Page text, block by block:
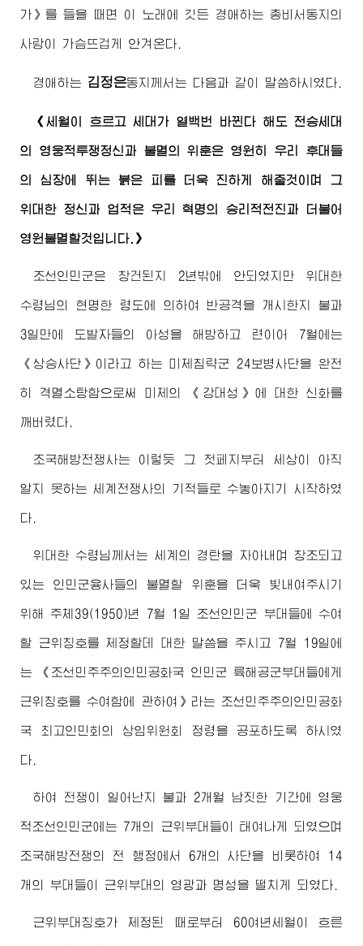
가》를 들을 때면 이 노래에 깃든 경애하는 총비서동지의
사랑이 가슴뜨겁게 안겨온다.
경애하는 김정은동지께서 는 다음과 같이 말씀하시였다.
《세월이 흐르고 세대가 열백번 바뀐다 해도 전승세대
의 영웅적투쟁정신과 불멸의 위훈은 영원히 우리 후대들
의 심장에 뛰는 붉은 피를 더욱 진하게 해줄것이며 그
위대한 정신과 업적은 우리 혁명의 승리적전진과 더불어
영원불멸할것입니다.》
조선인민군은 창건된지 2년밖에 안되였지만 위대한
수령님 의 현명한 령도에 의하여 반공격을 개시한지 불과
3일만에 도발자들의 아성을 해방하고 련이어 7월에는
《상승사단》이라고 하는 미제침략군 24보병사단을 완전
히 격멸소탕함으로써 미제의 《강대성》에 대한 신화를
깨버렸다.
조국해방전쟁사는 이렇듯 그 첫페지부터 세상이 아직
알지 못하는 세계전쟁사의 기적들로 수놓아지기 시작하였
다.
위대한 수령님께서는 세계의 경탄을 자아내며 창조되고
있는 인민군용사들의 불멸할 위훈을 더욱 빛내여주시기
위해 주체39(1950)년 7월 1일 조선인민군 부대들에 수여
할 근위칭호를 제정할데 대한 말씀을 주시고 7월 19일에
는 《조선민주주의인민공화국 인민군 륙해공군부대들에게
근위칭호를 수여함에 관하여》라는 조선민주주의인민공화
국 최고인민회의 상임위원회 정령을 공포하도록 하시였
다.
하여 전쟁이 일어난지 불과 2개월 남짓한 기간에 영웅
적조선인민군에는 7개의 근위부대들이 태여나게 되였으며
조국해방전쟁의 전 행정에서 6개의 사단을 비롯하여 14
개의 부대들이 근위부대의 영광과 명성을 떨치게 되였다.
근위부대칭호가 제정된 때로부터 60여년세월이 흐른